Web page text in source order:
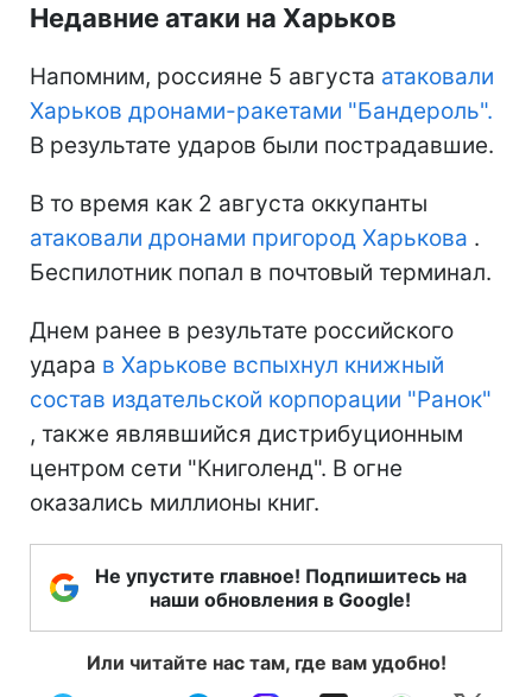
Недавние атаки на Харьков
Напомним, россияне 5 августа атаковали
Харьков дронами-ракетами "Бандероль".
В результате ударов были пострадавшие.
В то время как 2 августа оккупанты
атаковали дронами пригород Харькова .
Беспилотник попал в почтовый терминал.
Днем ранее в результате российского
удара в Харькове вспыхнул книжный
состав издательской корпорации "Ранок"
, также являвшийся дистрибуционным
центром сети "Книголенд". В огне
оказались миллионы книг.
Не упустите главное! Подпишитесь на
наши обновления в Google!
Или читайте нас там, где вам удобно!